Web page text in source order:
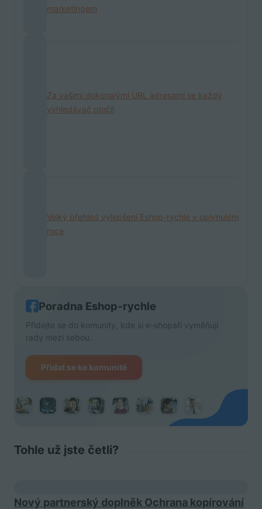
marketingem
Za vašimi dokonalými URL adresami se každý
vyhledávač otočí!
Velký přehled vylepšení Eshop-rychle v uplynulém
roce
Poradna Eshop-rychle
Přidejte se do komunity, kde si e-shopaři vyměňují
rady mezi sebou.
Přidat se ke komunitě
Tohle už jste četli?
Nový partnerský doplněk Ochrana kopírování